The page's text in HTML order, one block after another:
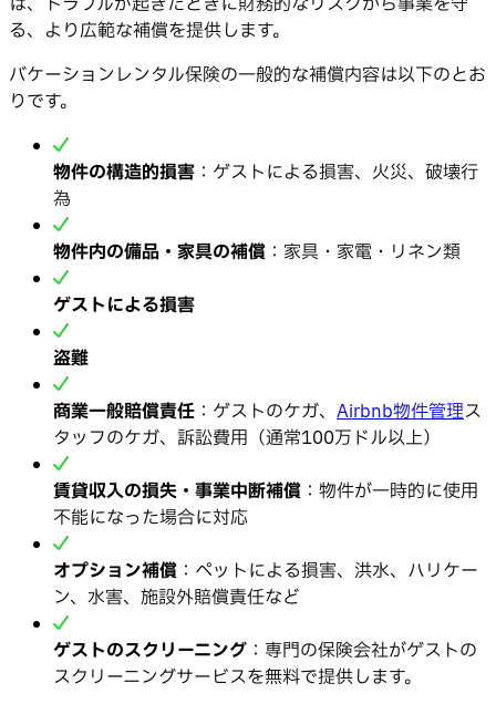
る、より広範な補償を提供します。
バケーションレンタル保険の一般的な補償内容は以下のとお
りです。
物件の構造的損害 ：ゲストによる損害、火災、破壊行
為
物件内の備品・家具の補償 ：家具・家電・リネン類
ゲストによる損害
盗難
商業一般賠償責任 ：ゲストのケガ、 Airbnb物件管理ス
タッフのケガ、訴訟費用（通常100万ドル以上）
賃貸収入の損失・事業中断補償 ：物件が一時的に使用
不能になった場合に対応
オプション補償 ：ペットによる損害、洪水、ハリケー
ン、水害、施設外賠償責任など
ゲストのスクリーニング ：専門の保険会社がゲストの
スクリーニングサービスを無料で提供します。